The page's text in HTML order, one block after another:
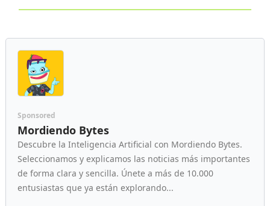
Sponsored
Mordiendo Bytes
Descubre la Inteligencia Artificial con Mordiendo Bytes.
Seleccionamos y explicamos las noticias más importantes
de forma clara y sencilla. Únete a más de 10.000
entusiastas que ya están explorando...